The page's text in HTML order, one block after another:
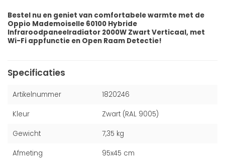
Bestel nu en geniet van comfortabele warmte met de
Oppio Mademoiselle 60100 Hybride
Infraroodpaneelradiator 2000W Zwart Verticaal, met
Wi-Fi appfunctie en Open Raam Detectie!
Specificaties
Artikelnummer 1820246
Kleur Zwart (RAL 9005)
Gewicht 7,35 kg
Afmeting 95x45 cm